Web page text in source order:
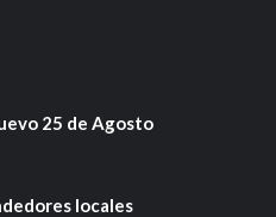
25 de Agosto
locales